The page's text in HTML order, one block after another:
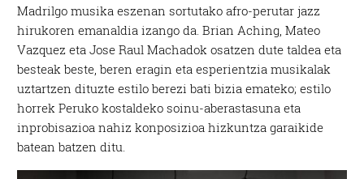
Madrilgo musika eszenan sortutako afro-perutar jazz
hirukoren emanaldia izango da. Brian Aching, Mateo
Vazquez eta Jose Raul Machadok osatzen dute taldea eta
besteak beste, beren eragin eta esperientzia musikalak
uztartzen dituzte estilo berezi bati bizia emateko; estilo
horrek Peruko kostaldeko soinu-aberastasuna eta
inprobisazioa nahiz konposizioa hizkuntza garaikide
batean batzen ditu.